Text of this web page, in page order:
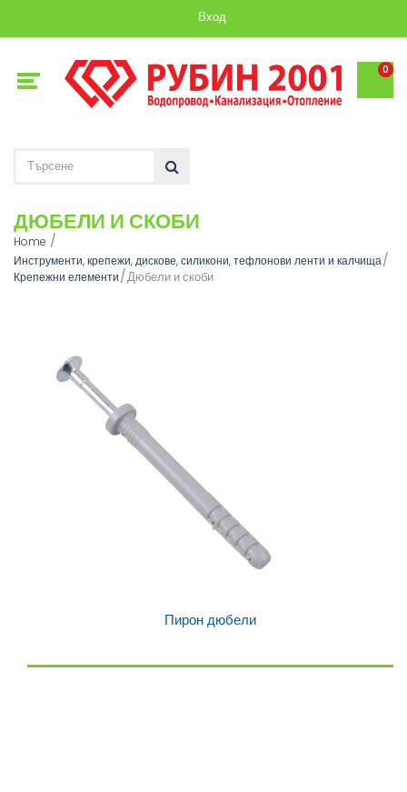
Вход
0
ДЮБЕЛИ И СКОБИ
Home
Инструменти, крепежи, дискове, силикони, тефлонови ленти и калчища
Крепежни елементи Дюбели и скоби
Пирон дюбели